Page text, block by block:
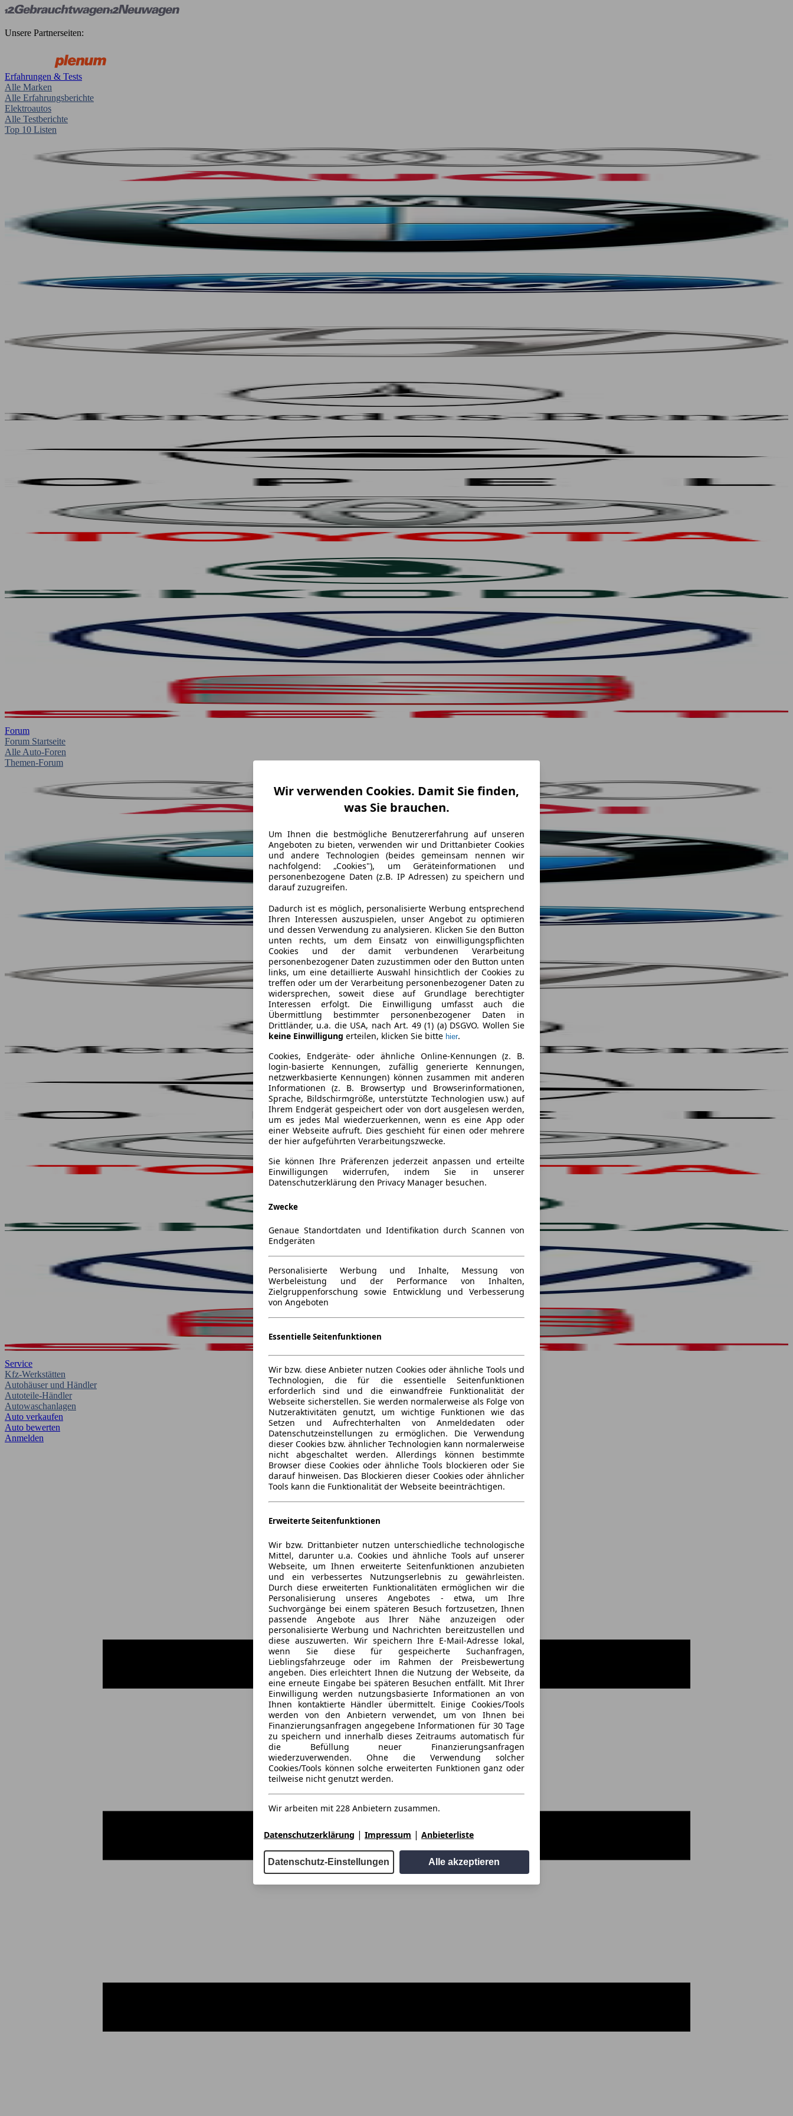
Unsere Partnerseiten:
Erfahrungen & Tests
Alle Marken
Alle Erfahrungsberichte
Elektroautos
Alle Testberichte
Top 10 Listen
Forum
Forum Startseite
Alle Auto-Foren
Themen-Forum
Service
Kfz-Werkstätten
Autohäuser und Händler
Autoteile-Händler
Autowaschanlagen
Auto verkaufen
Auto bewerten
Anmelden
Wir verwenden Cookies. Damit Sie finden,
was Sie brauchen.
Um Ihnen die bestmögliche Benutzererfahrung auf unseren
Angeboten zu bieten, verwenden wir und Drittanbieter Cookies
und andere Technologien (beides gemeinsam nennen wir
nachfolgend: „Cookies"), um Geräteinformationen und
personenbezogene Daten (z.B. IP Adressen) zu speichern und
darauf zuzugreifen.
Dadurch ist es möglich, personalisierte Werbung entsprechend
Ihren Interessen auszuspielen, unser Angebot zu optimieren
und dessen Verwendung zu analysieren. Klicken Sie den Button
unten rechts, um dem Einsatz von einwilligungspflichten
Cookies und der damit verbundenen Verarbeitung
personenbezogener Daten zuzustimmen oder den Button unten
links, um eine detaillierte Auswahl hinsichtlich der Cookies zu
treffen oder um der Verarbeitung personenbezogener Daten zu
widersprechen, soweit diese auf Grundlage berechtigter
Interessen erfolgt. Die Einwilligung umfasst auch die
Übermittlung bestimmter personenbezogener Daten in
Drittländer, u.a. die USA, nach Art. 49 (1) (a) DSGVO. Wollen Sie
keine Einwilligung erteilen, klicken Sie bitte hier.
Cookies, Endgeräte- oder ähnliche Online-Kennungen (z. B.
login-basierte Kennungen, zufällig generierte Kennungen,
netzwerkbasierte Kennungen) können zusammen mit anderen
Informationen (z. B. Browsertyp und Browserinformationen,
Sprache, Bildschirmgröße, unterstützte Technologien usw.) auf
Ihrem Endgerät gespeichert oder von dort ausgelesen werden,
um es jedes Mal wiederzuerkennen, wenn es eine App oder
einer Webseite aufruft. Dies geschieht für einen oder mehrere
der hier aufgeführten Verarbeitungszwecke.
Sie können Ihre Präferenzen jederzeit anpassen und erteilte
Einwilligungen widerrufen, indem Sie in unserer
Datenschutzerklärung den Privacy Manager besuchen.
Zwecke
Genaue Standortdaten und Identifikation durch Scannen von
Endgeräten
Personalisierte Werbung und Inhalte, Messung von
Werbeleistung und der Performance von Inhalten,
Zielgruppenforschung sowie Entwicklung und Verbesserung
von Angeboten
Essentielle Seitenfunktionen
Wir bzw. diese Anbieter nutzen Cookies oder ähnliche Tools und
Technologien, die für die essentielle Seitenfunktionen
erforderlich sind und die einwandfreie Funktionalität der
Webseite sicherstellen. Sie werden normalerweise als Folge von
Nutzeraktivitäten genutzt, um wichtige Funktionen wie das
Setzen und Aufrechterhalten von Anmeldedaten oder
Datenschutzeinstellungen zu ermöglichen. Die Verwendung
dieser Cookies bzw. ähnlicher Technologien kann normalerweise
nicht abgeschaltet werden. Allerdings können bestimmte
Browser diese Cookies oder ähnliche Tools blockieren oder Sie
darauf hinweisen. Das Blockieren dieser Cookies oder ähnlicher
Tools kann die Funktionalität der Webseite beeinträchtigen.
Erweiterte Seitenfunktionen
Wir bzw. Drittanbieter nutzen unterschiedliche technologische
Mittel, darunter u.a. Cookies und ähnliche Tools auf unserer
Webseite, um Ihnen erweiterte Seitenfunktionen anzubieten
und ein verbessertes Nutzungserlebnis zu gewährleisten.
Durch diese erweiterten Funktionalitäten ermöglichen wir die
Personalisierung unseres Angebotes - etwa, um Ihre
Suchvorgänge bei einem späteren Besuch fortzusetzen, Ihnen
passende Angebote aus Ihrer Nähe anzuzeigen oder
personalisierte Werbung und Nachrichten bereitzustellen und
diese auszuwerten. Wir speichern Ihre E-Mail-Adresse lokal,
wenn Sie diese für gespeicherte Suchanfragen,
Lieblingsfahrzeuge oder im Rahmen der Preisbewertung
angeben. Dies erleichtert Ihnen die Nutzung der Webseite, da
eine erneute Eingabe bei späteren Besuchen entfällt. Mit Ihrer
Einwilligung werden nutzungsbasierte Informationen an von
Ihnen kontaktierte Händler übermittelt. Einige Cookies/Tools
werden von den Anbietern verwendet, um von Ihnen bei
Finanzierungsanfragen angegebene Informationen für 30 Tage
zu speichern und innerhalb dieses Zeitraums automatisch für
die Befüllung neuer Finanzierungsanfragen
wiederzuverwenden. Ohne die Verwendung solcher
Cookies/Tools können solche erweiterten Funktionen ganz oder
teilweise nicht genutzt werden.
Wir arbeiten mit 228 Anbietern zusammen.
Datenschutzerklärung | Impressum | Anbieterliste
Datenschutz-Einstellungen Alle akzeptieren